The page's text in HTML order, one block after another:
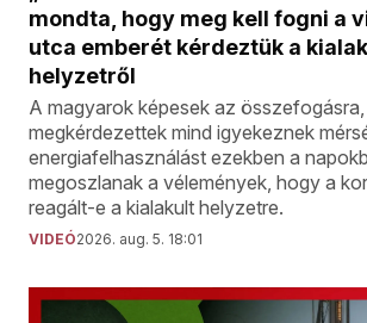
mondta, hogy meg kell fogni a
utca emberét kérdeztük a
helyzetről
A magyarok képesek az
megkérdezettek mind igyekeznek
energiafelhasználást ezekben a
megoszlanak a vélemények, hogy a
reagált-e a kialakult helyzetre.
VIDEÓ2026. aug. 5. 18:01